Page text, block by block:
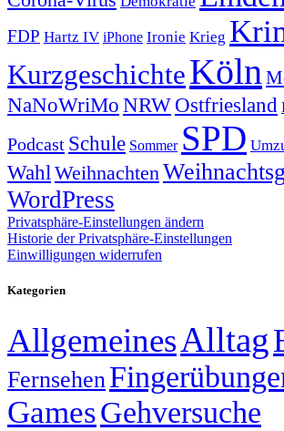
FDP Hartz IV iPhone Ironie Krieg
KurzgeschichteKöln
NaNoWriMo NRWOstfriesland
Podcast Schule Sommer SPD
WahlWeihnachten
WordPress
Privatsphäre-Einstellungen ändern
Historie der Privatsphäre-Einstellungen
Einwilligungen widerrufen
Kategorien
AllgemeinesAlltag
Fernsehen
GamesGehversuche